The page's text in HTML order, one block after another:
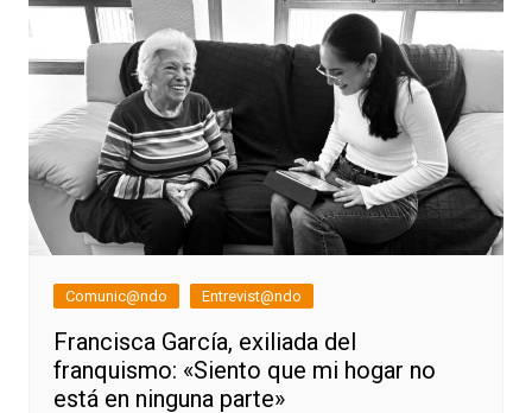
Comunic@ndo Entrevist@ndo
Francisca García, exiliada del
franquismo: «Siento que mi hogar no
está en ninguna parte»